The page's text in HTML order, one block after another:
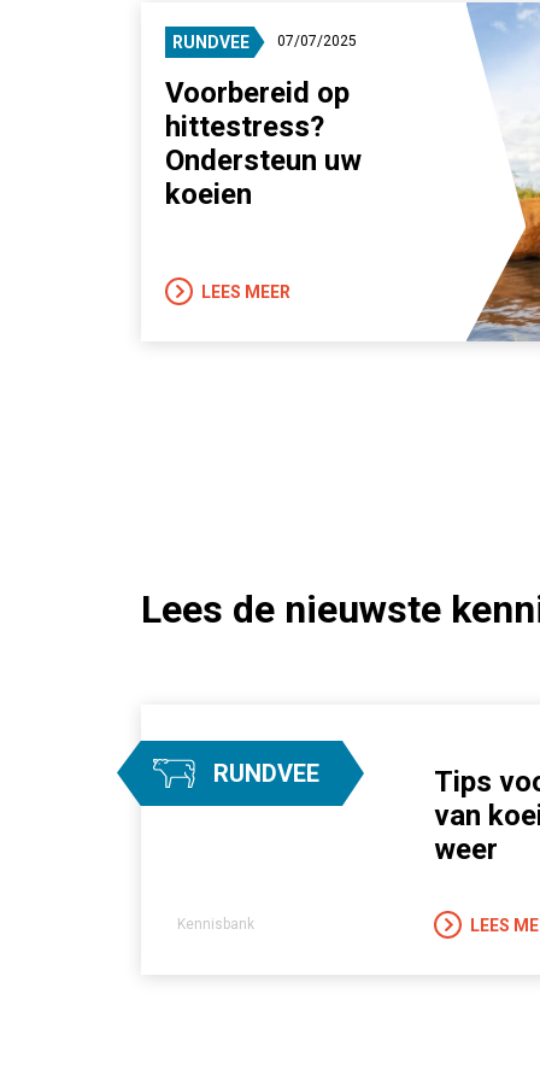
RUNDVEE 07/07/2025
Voorbereid op
hittestress?
Ondersteun uw
koeien
LEES MEER
Lees de nieuwste
RUNDVEE
Kennisbank
Tips
van
weer
LEES